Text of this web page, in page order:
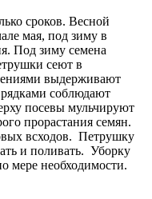
сроков. Весной
мая, под зиму в
Под зиму семена
сеют в
выдерживают
соблюдают
посевы мульчируют
прорастания семян.
всходов. Петрушку
и поливать. Уборку
мере необходимости.